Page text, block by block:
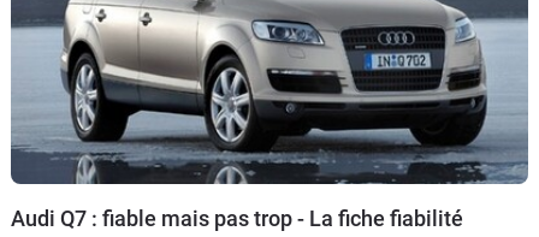
Audi Q7 : fiable mais pas trop - La fiche fiabilité